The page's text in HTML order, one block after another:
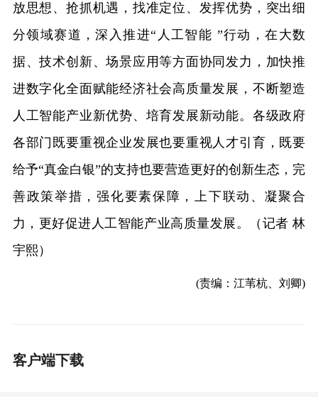
放思想、抢抓机遇，找准定位、发挥优势，突出细
分领域赛道，深入推进“人工智能 ”行动，在大数
据、技术创新、场景应用等方面协同发力，加快推
进数字化全面赋能经济社会高质量发展，不断塑造
人工智能产业新优势、培育发展新动能。各级政府
各部门既要重视企业发展也要重视人才引育，既要
给予“真金白银”的支持也要营造更好的创新生态，完
善政策举措，强化要素保障，上下联动、凝聚合
力，更好促进人工智能产业高质量发展。（记者 林
宇熙）
(责编：江苇杭、刘卿)
客户端下载